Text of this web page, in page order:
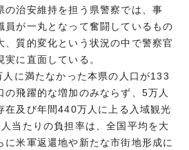
の治安維持を担う県警察では、事
員が一丸となって奮闘しているもの
、質的変化という状況の中で警察官
に直面している。
に満たなかった本県の人口が133
の飛躍的な増加のみならず、5万人
在及び年間440万人に上る入域観光
当たりの負担率は、全国平均を大
に米軍返還地や新たな市街地形成に